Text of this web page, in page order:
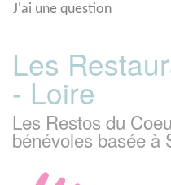
J'ai une question
Les
- Loire
Les Restos du
bénévoles basée à